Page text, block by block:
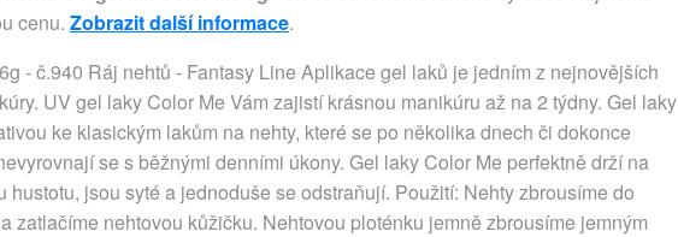
cenu. Zobrazit další informace.
- č.940 Ráj nehtů - Fantasy Line Aplikace gel laků je jedním z nejnovějších
UV gel laky Color Me Vám zajistí krásnou manikúru až na 2 týdny. Gel laky
ke klasickým lakům na nehty, které se po několika dnech či dokonce
se s běžnými denními úkony. Gel laky Color Me perfektně drží na
hustotu, jsou syté a jednoduše se odstraňují. Použití: Nehty zbrousíme do
zatlačíme nehtovou kůžičku. Nehtovou ploténku jemně zbrousíme jemným